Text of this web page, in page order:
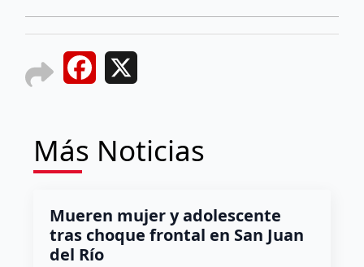
Facebook
Más Noticias
Mueren mujer y adolescente
tras choque frontal en San Juan
del Río